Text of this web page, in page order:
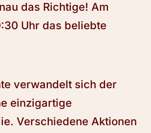
das Richtige! Am
Uhr das beliebte
verwandelt sich der
einzigartige
Verschiedene Aktionen